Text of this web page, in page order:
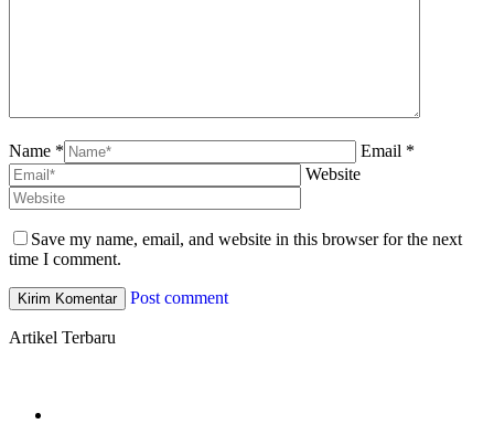
Name *
Email *
Website
Save my name, email, and website in this browser for the next
time I comment.
Post comment
Artikel Terbaru